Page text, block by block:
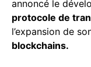
annoncé le
protocole de
l’expansion de
blockchains.